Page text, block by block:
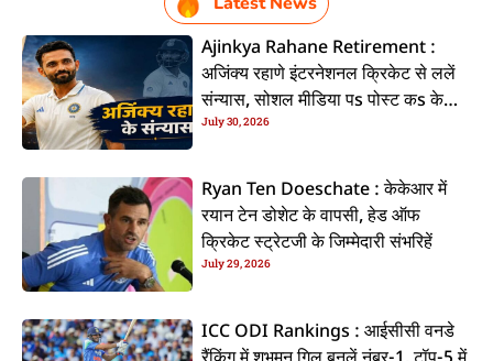
Ajinkya Rahane Retirement :
अजिंक्य रहाणे इंटरनेशनल क्रिकेट से ललें
संन्यास, सोशल मीडिया पs पोस्ट कs के
कइलें एलान
July 30, 2026
Ryan Ten Doeschate : केकेआर में
रयान टेन डोशेट के वापसी, हेड ऑफ
क्रिकेट स्ट्रेटजी के जिम्मेदारी संभरिहें
July 29, 2026
ICC ODI Rankings : आईसीसी वनडे